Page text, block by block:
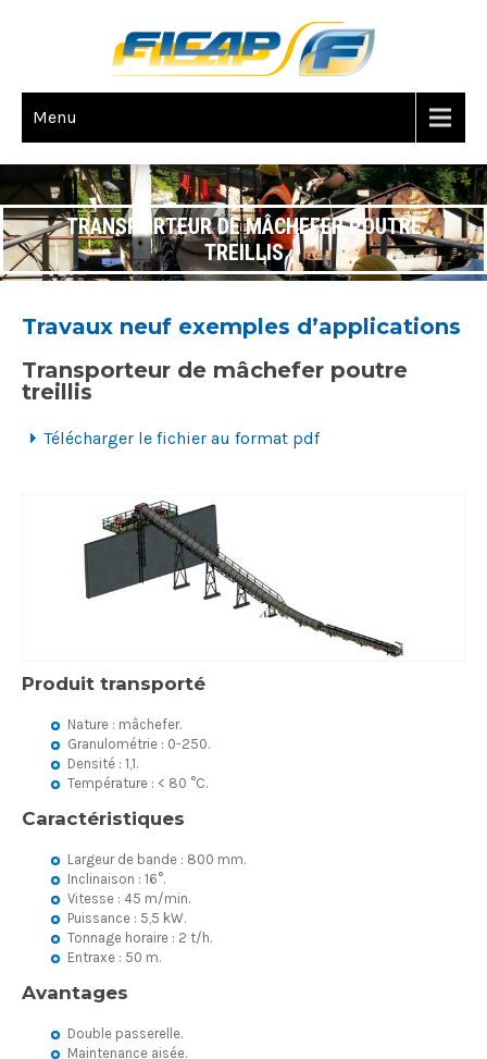
Menu
TRANSPORTEUR DE MÂCHEFER POUTRE
TREILLIS
Travaux neuf exemples d’applications
Transporteur de mâchefer poutre
treillis
Télécharger le fichier au format pdf
Produit transporté
Nature : mâchefer.
Granulométrie : 0-250.
Densité : 1,1.
Température : < 80 °C.
Caractéristiques
Largeur de bande : 800 mm.
Inclinaison : 16°.
Vitesse : 45 m/min.
Puissance : 5,5 kW.
Tonnage horaire : 2 t/h.
Entraxe : 50 m.
Avantages
Double passerelle.
Maintenance aisée.